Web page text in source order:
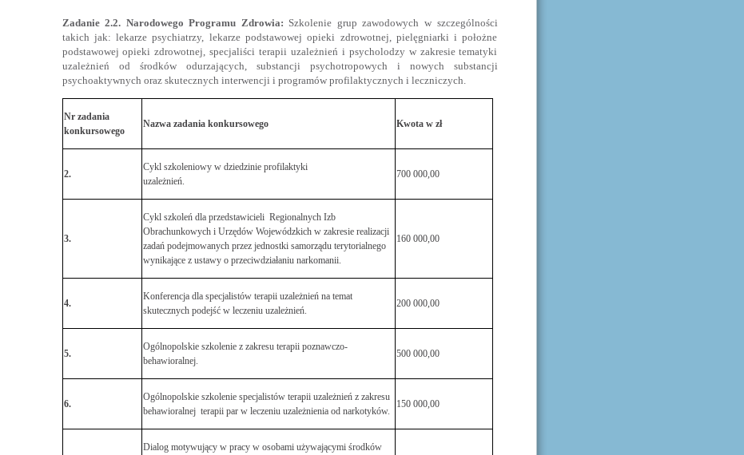
Zadanie 2.2. Narodowego Programu Zdrowia: Szkolenie grup zawodowych w szczególności
takich jak: lekarze psychiatrzy, lekarze podstawowej opieki zdrowotnej, pielęgniarki i położne
podstawowej opieki zdrowotnej, specjaliści terapii uzależnień i psycholodzy w zakresie tematyki
uzależnień od środków odurzających, substancji psychotropowych i nowych substancji
psychoaktywnych oraz skutecznych interwencji i programów profilaktycznych i leczniczych.
Nr zadania
konkursowego
Nazwa zadania konkursowego Kwota w zł
2.
Cykl szkoleniowy w dziedzinie profilaktyki
uzależnień.
700 000,00
3.
Cykl szkoleń dla przedstawicieli Regionalnych Izb
Obrachunkowych i Urzędów Wojewódzkich w zakresie realizacji
zadań podejmowanych przez jednostki samorządu terytorialnego
wynikające z ustawy o przeciwdziałaniu narkomanii.
160 000,00
4.
Konferencja dla specjalistów terapii uzależnień na temat
skutecznych podejść w leczeniu uzależnień.
200 000,00
5.
Ogólnopolskie szkolenie z zakresu terapii poznawczo-
behawioralnej.
500 000,00
6.
Ogólnopolskie szkolenie specjalistów terapii uzależnień z zakresu
behawioralnej terapii par w leczeniu uzależnienia od narkotyków.
150 000,00
Dialog motywujący w pracy w osobami używającymi środków